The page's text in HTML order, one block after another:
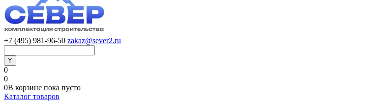
+7 (495) 981-96-50 zakaz@sever2.ru
0
0
0В корзине пока пусто
Каталог товаров